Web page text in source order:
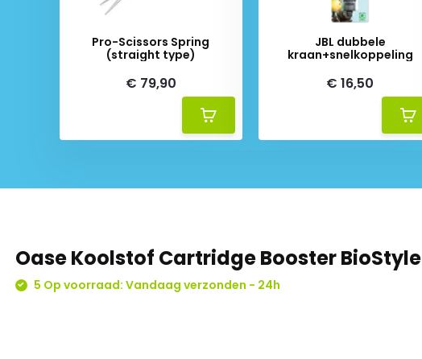
Pro-Scissors Spring
(straight type)
€ 79,90
JBL dubbele
kraan+snelkoppeling
€ 16,50
Oase Koolstof Cartridge Booster BioStyle
5 Op voorraad: Vandaag verzonden - 24h